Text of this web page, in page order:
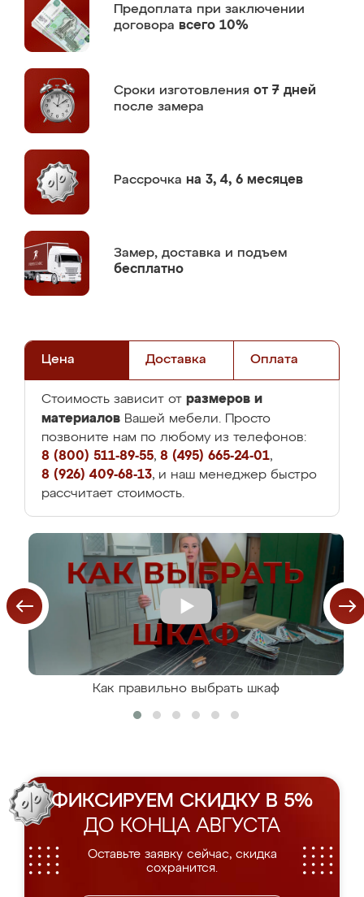
Предоплата при заключении
договора всего 10%
Сроки изготовления от 7 дней
после замера
Рассрочка на 3, 4, 6 месяцев
Замер, доставка и подъем
бесплатно
Цена Доставка Оплата
Стоимость зависит от размеров и
материалов Вашей мебели. Просто
позвоните нам по любому из телефонов:
8 (800) 511-89-55, 8 (495) 665-24-01,
8 (926) 409-68-13, и наш менеджер быстро
рассчитает стоимость.
Как правильно выбрать шкаф
ФИКСИРУЕМ СКИДКУ В 5%
ДО КОНЦА АВГУСТА
Оставьте заявку сейчас, скидка
сохранится.